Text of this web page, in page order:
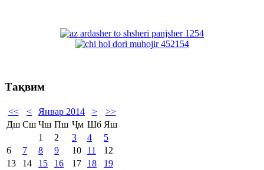
Тақвим
<< < Январ 2014 >
>>
Дш Сш Чш Пш Ҷм Шб Яш
1
2 3 4
5
6
7 8 9 10 11
12
13
14 15 16 17 18
19